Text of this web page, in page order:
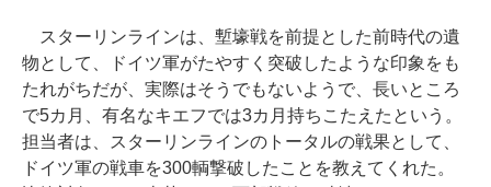
スターリンラインは、塹壕戦を前提とした前時代の遺
物として、ドイツ軍がたやすく突破したような印象をも
たれがちだが、実際はそうでもないようで、長いところ
で5カ月、有名なキエフでは3カ月持ちこたえたという。
担当者は、スターリンラインのトータルの戦果として、
ドイツ軍の戦車を300輌撃破したことを教えてくれた。